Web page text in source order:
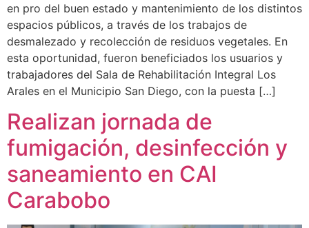
en pro del buen estado y mantenimiento de los distintos
espacios públicos, a través de los trabajos de
desmalezado y recolección de residuos vegetales. En
esta oportunidad, fueron beneficiados los usuarios y
trabajadores del Sala de Rehabilitación Integral Los
Arales en el Municipio San Diego, con la puesta […]
Realizan jornada de
fumigación, desinfección y
saneamiento en CAI
Carabobo